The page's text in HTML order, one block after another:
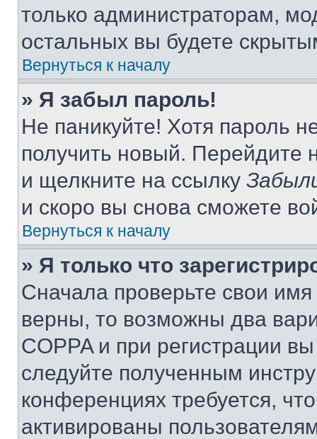
только администраторам,
остальных вы будете
Вернуться к началу
» Я забыл пароль!
Не паникуйте! Хотя пароль
получить новый. Перейдите
и щелкните на ссылку
и скоро вы снова сможете
Вернуться к началу
» Я только что
Сначала проверьте свои
верны, то возможны два
COPPA и при регистрации
следуйте полученным
конференциях требуется,
активированы